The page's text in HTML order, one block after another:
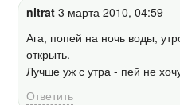
nitrat 3 марта 2010, 04:59
Ага, попей на ночь воды,
открыть.
Лучше уж с утра - пей не
Ответить